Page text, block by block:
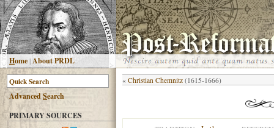
Home|About PRDL
AdvancedSearch
PRIMARY SOURCES
« Christian Chemnitz (1615-1666)